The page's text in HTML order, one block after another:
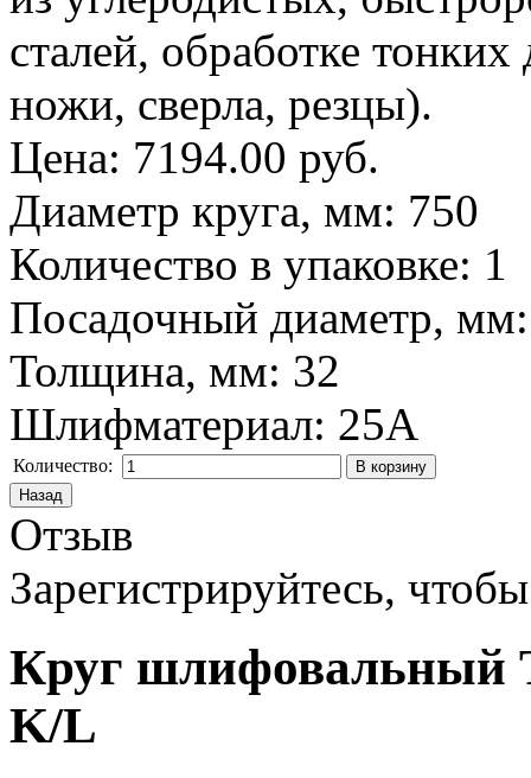
сталей, обработке
ножи, сверла, резцы).
Цена: 7194.00 руб.
Диаметр круга, мм: 750
Количество в упаковке: 1
Посадочный диаметр, мм
Толщина, мм: 32
Шлифматериал: 25A
Количество:
Отзыв
Зарегистрируйтесь,
Круг шлифовальный
K/L